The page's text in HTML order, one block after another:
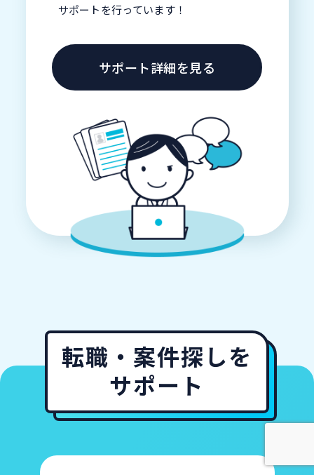
サポートを行っています！
サポート詳細を見る
転職・案件探しを
サポート